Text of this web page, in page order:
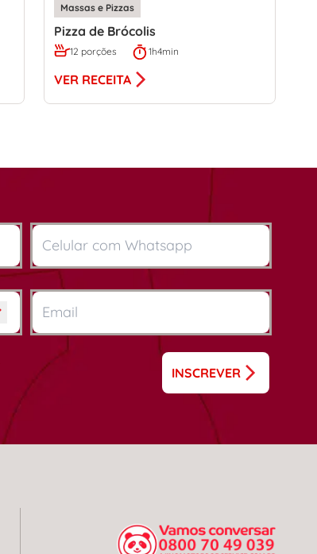
Massas e Pizzas
Pizza de Brócolis
12 porções 1h4min
VER RECEITA
INSCREVER